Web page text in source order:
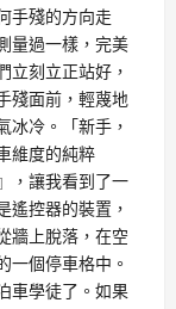
手殘的方向走
量過一樣，完美
立刻立正站好，
殘面前，輕蔑地
冰冷。「新手，
維度的純粹
，讓我看到了一
遙控器的裝置，
牆上脫落，在空
一個停車格中。
車學徒了。如果